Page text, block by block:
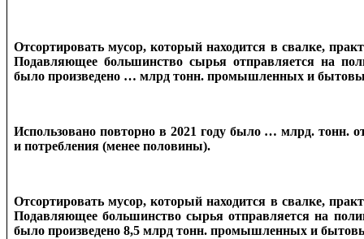
Отсортировать мусор, который находится в свалке,
Подавляющее большинство сырья отправляется на
было произведено … млрд тонн. промышленных и
Использовано повторно в 2021 году было … млрд. тонн.
и потребления (менее половины).
Отсортировать мусор, который находится в свалке,
Подавляющее большинство сырья отправляется на
было произведено 8,5 млрд тонн. промышленных и